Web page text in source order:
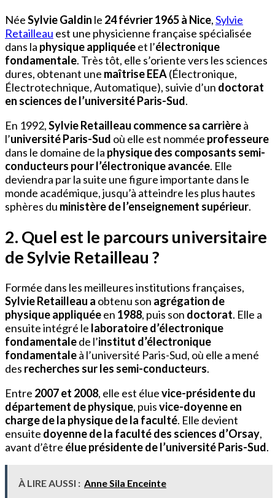
NéeSylvie Galdin le 24 février 1965 à Nice,Sylvie
Retailleau est une physicienne française spécialisée
dans la physique appliquéeet l’électronique
fondamentale. Très tôt, elle s’oriente vers les sciences
dures, obtenant une maîtrise EEA(Électronique,
Électrotechnique, Automatique), suivie d’un doctorat
en sciences de l’université Paris-Sud.
En 1992,Sylvie Retailleau commence sa carrièreà
l’université Paris-Sud où elle est nommée professeure
dans le domaine de la physique des composants semi-
conducteurs pour l’électronique avancée. Elle
deviendra par la suite une figure importante dans le
monde académique, jusqu’à atteindre les plus hautes
sphères du ministère de l’enseignement supérieur.
2. Quel est le parcours universitaire
de Sylvie Retailleau ?
Formée dans les meilleures institutions françaises,
Sylvie Retailleau a obtenu son agrégation de
physique appliquéeen 1988, puis son doctorat. Elle a
ensuite intégré le laboratoire d’électronique
fondamentalede l’institut d’électronique
fondamentaleà l’université Paris-Sud, où elle a mené
des recherches sur les semi-conducteurs.
Entre 2007 et 2008, elle est éluevice-présidente du
département de physique, puisvice-doyenne en
charge de la physique de la faculté. Elle devient
ensuite doyenne de la faculté des sciences d’Orsay,
avant d’être élue présidente de l’université Paris-Sud.
À LIRE AUSSI : Anne Sila Enceinte